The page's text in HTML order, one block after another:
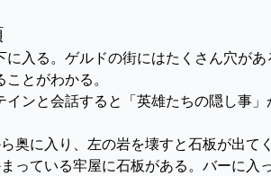
に入る。ゲルドの街にはたくさん穴が
とがわかる。
インと会話すると「英雄たちの隠し事
奥に入り、左の岩を壊すと石板が出て
っている牢屋に石板がある。バーに